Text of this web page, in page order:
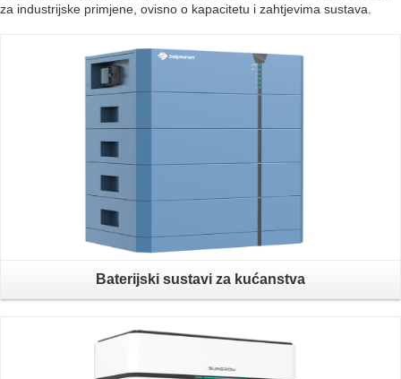
za industrijske primjene, ovisno o kapacitetu i zahtjevima sustava.
Baterijski sustavi za kućanstva